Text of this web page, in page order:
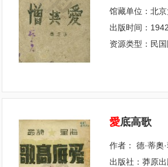
馆藏单位：北
出版时间：
资源类型：民
愛底高歌
作者： 德·蒂奧
出版社：莽原